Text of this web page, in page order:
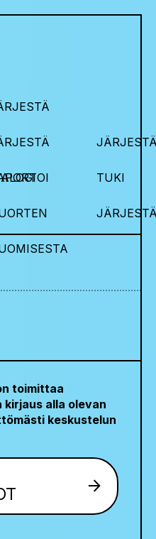
TUKI
toimittaa
kirjaus alla olevan
keskustelun
arrow_forward